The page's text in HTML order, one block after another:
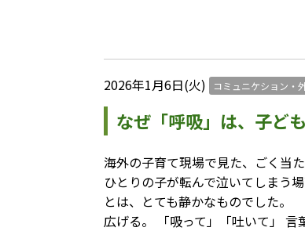
2026年1月6日(火) コミュニケション・
なぜ「呼吸」は、子ど
海外の子育て現場で見た、ごく当
ひとりの子が転んで泣いてしまう
とは、とても静かなものでした。
広げる。 「吸って」「吐いて」